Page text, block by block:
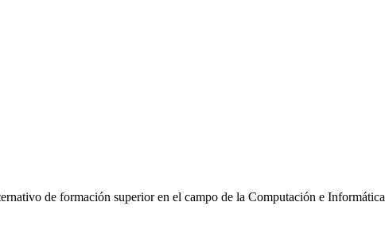
de formación superior en el campo de la Computación e Informática